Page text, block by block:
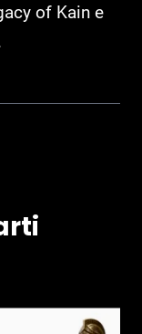
of Kain e